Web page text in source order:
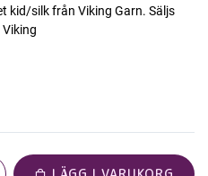
kid/silk från Viking Garn. Säljs